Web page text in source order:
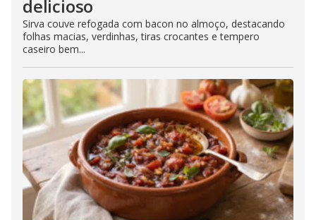
delicioso
Sirva couve refogada com bacon no almoço, destacando
folhas macias, verdinhas, tiras crocantes e tempero
caseiro bem...